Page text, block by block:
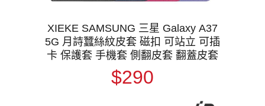
XIEKE SAMSUNG 三星 Galaxy A37
5G 月詩蠶絲紋皮套 磁扣 可站立 可插
卡 保護套 手機套 側翻皮套 翻蓋皮套
$290